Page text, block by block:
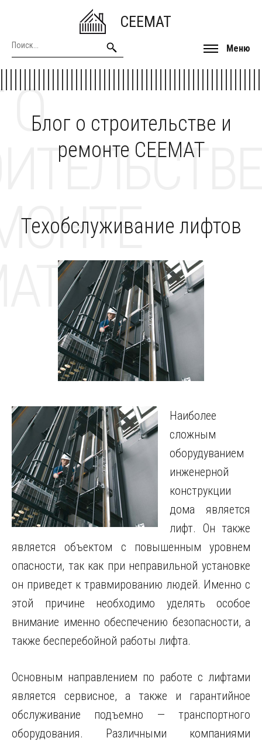
CEEMAT
Меню
Блог о строительстве и
ремонте CEEMAT
О
Техобслуживание лифтов
Наиболее
сложным
оборудуванием
инженерной
конструкции
дома является
лифт. Он также
является объектом с повышенным уровнем
опасности, так как при неправильной установке
он приведет к травмированию людей. Именно с
этой причине необходимо уделять особое
внимание именно обеспечению безопасности, а
также бесперебойной работы лифта.
Основным направлением по работе с лифтами
является сервисное, а также и гарантийное
обслуживание подъемно — транспортного
оборудования. Различными компаниями